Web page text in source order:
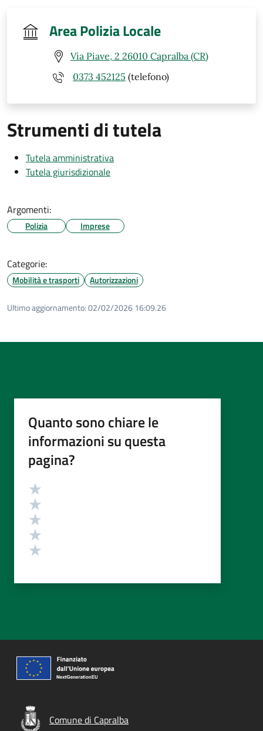
Area Polizia Locale
Via Piave, 2 26010 Capralba (CR)
0373 452125 (telefono)
Strumenti di tutela
Tutela amministrativa
Tutela giurisdizionale
Argomenti:
Polizia Imprese
Categorie:
Mobilità e trasporti Autorizzazioni
Ultimo aggiornamento:02/02/2026 16:09.26
Quanto sono chiare le
informazioni su questa
pagina?
Valutazione
Comune di Capralba